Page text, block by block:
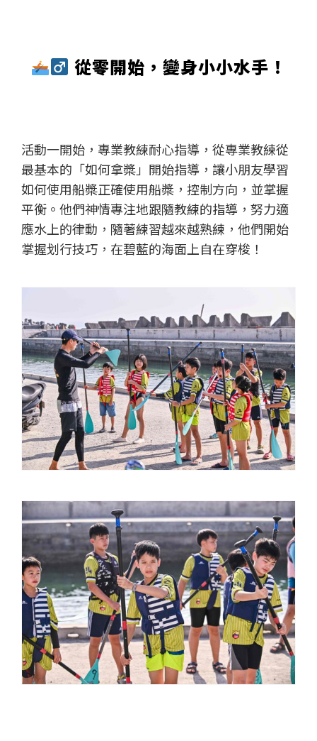
從零開始，變身小小水手！
活動一開始，專業教練耐心指導，從專業教練從
最基本的「如何拿槳」開始指導，讓小朋友學習
如何使用船槳正確使用船槳，控制方向，並掌握
平衡。他們神情專注地跟隨教練的指導，努力適
應水上的律動，隨著練習越來越熟練，他們開始
掌握划行技巧，在碧藍的海面上自在穿梭！